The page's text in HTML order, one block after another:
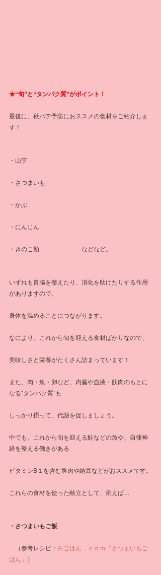
★“旬”と“タンパク質”がポイント！
最後に、秋バテ予防におススメの食材をご紹介しま
す！
・山芋
・さつまいも
・かぶ
・にんじん
・きのこ類　　　　　　…などなど。
いずれも胃腸を整えたり、消化を助けたりする作用
がありますので、
身体を温めることにつながります。
なにより、これから旬を迎える食材ばかりなので、
美味しさと栄養がたくさん詰まっています！
また、肉・魚・卵など、内臓や血液・筋肉のもとに
なる“タンパク質”も
しっかり摂って、代謝を促しましょう。
中でも、これから旬を迎える鮭などの魚や、自律神
経を整える働きがある
ビタミンB１を含む豚肉や納豆などがおススメです。
これらの食材を使った献立として、例えば…
・さつまいもご飯
（参考レシピ： 白ごはん．ｃｏｍ「さつまいもご
はん」
）